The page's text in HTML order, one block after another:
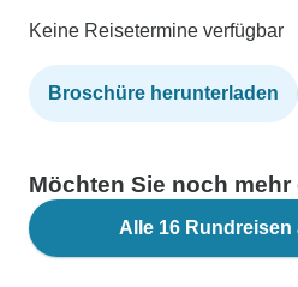
Keine Reisetermine verfügbar
Broschüre herunterladen
Möchten Sie noch
Alle 16 Rundreisen